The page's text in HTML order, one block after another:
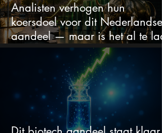
Analisten verhogen hun
koersdoel voor dit Nederlandse
aandeel — maar is het al te laat
om in te stappen?